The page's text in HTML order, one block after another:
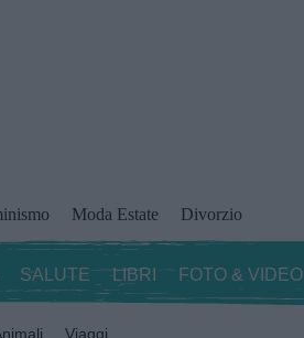
Moda Estate Divorzio
SALUTE LIBRI FOTO & VIDEO
Viaggi